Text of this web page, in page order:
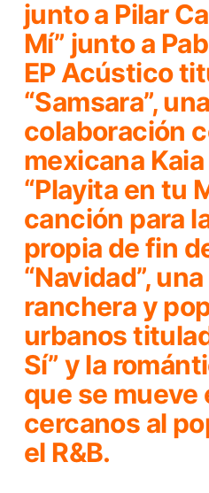
junto a Pilar
Mí” junto a
EP Acústico
“Samsara”, una
colaboración
mexicana
“Playita en tu
canción para
propia de fin
“Navidad”,
ranchera y
urbanos
Sí” y la
que se
cercanos al
el R&B.